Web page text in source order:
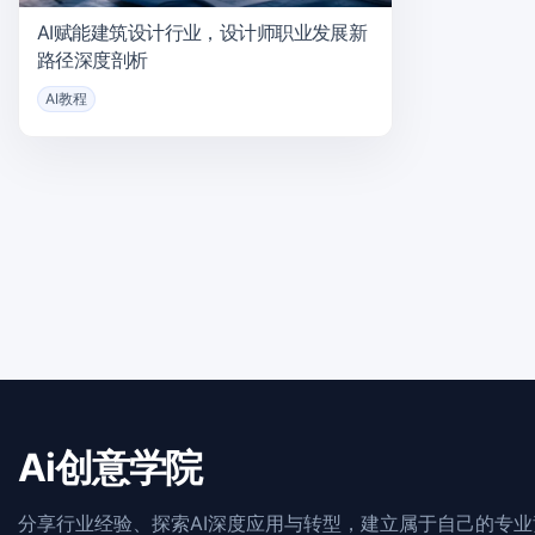
AI赋能建筑设计行业，设计师职业发展新
路径深度剖析
AI教程
Ai创意学院
分享行业经验、探索AI深度应用与转型，建立属于自己的专业